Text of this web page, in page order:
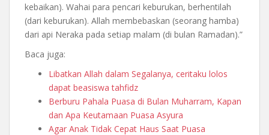
kebaikan). Wahai para pencari keburukan, berhentilah
(dari keburukan). Allah membebaskan (seorang hamba)
dari api Neraka pada setiap malam (di bulan Ramadan).”
Baca juga:
Libatkan Allah dalam Segalanya, ceritaku lolos
dapat beasiswa tahfidz
Berburu Pahala Puasa di Bulan Muharram, Kapan
dan Apa Keutamaan Puasa Asyura
Agar Anak Tidak Cepat Haus Saat Puasa